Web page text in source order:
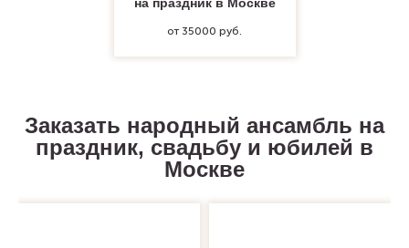
от 35000 руб.
Заказать народный ансамбль на
праздник, свадьбу и юбилей в
Москве